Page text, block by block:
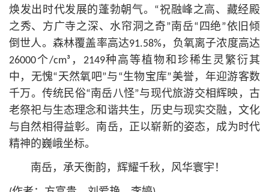
焕发出时代发展的蓬勃朝气。“祝融峰之高、藏经殿
之秀、方广寺之深、水帘洞之奇”南岳“四绝”依旧倾
倒世人。森林覆盖率高达91.58%，负氧离子浓度高达
26000个/cm³，2149种高等植物和珍稀生灵繁衍其
中，无愧“天然氧吧”与“生物宝库”美誉，年迎游客数
千万。传统民俗“南岳八怪”与现代旅游交相辉映，古
老祭祀与生态理念和谐共生，历史与现实交融，文化
与自然相得益彰。南岳，正以崭新的姿态，成为时代
精神的巍峨坐标。
南岳，承天衡韵，辉耀千秋，风华寰宇！